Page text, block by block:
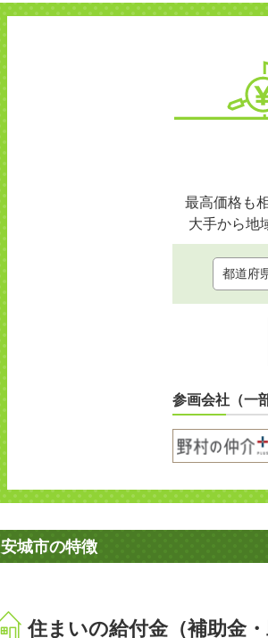
最高価格も
大手から地
参画会社（一
安城市の特徴
住まいの給付金（補助金・